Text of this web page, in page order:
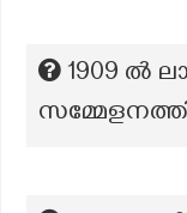
1909 ല്‍